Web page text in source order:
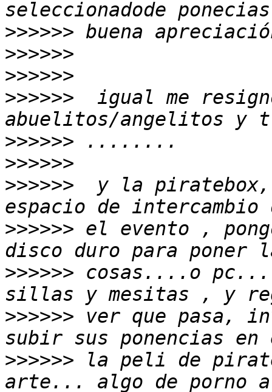
>>>>>>
>>>>>>
>>>>>>
>>>>>>
igual me
>>>>>>
>>>>>>
>>>>>>
y la
>>>>>> el evento ,
>>>>>> cosas....o pc...
>>>>>> ver que pasa,
>>>>>> la peli de